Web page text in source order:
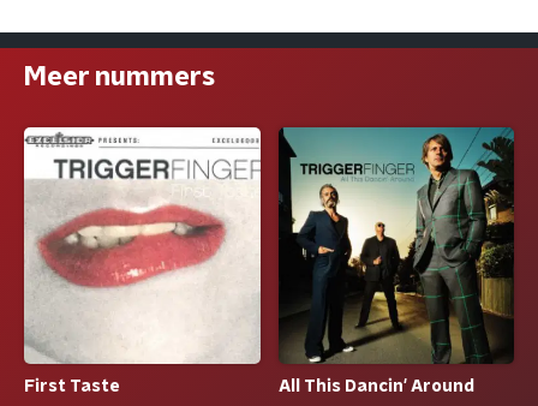
Meer nummers
First Taste
All This Dancin' Around